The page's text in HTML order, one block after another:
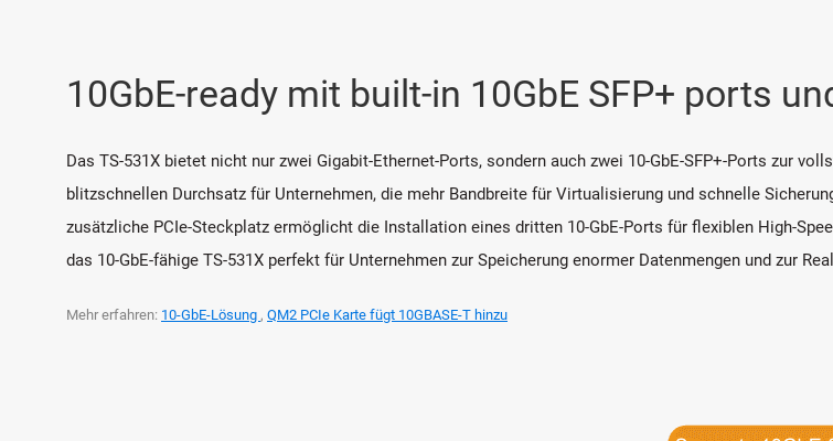
10GbE-ready mit built-in 10GbE SFP+ ports
Das TS-531X bietet nicht nur zwei Gigabit-Ethernet-Ports, sondern auch zwei 10-GbE-SFP+-Ports zur
blitzschnellen Durchsatz für Unternehmen, die mehr Bandbreite für Virtualisierung und schnelle
zusätzliche PCIe-Steckplatz ermöglicht die Installation eines dritten 10-GbE-Ports für flexiblen High-
das 10-GbE-fähige TS-531X perfekt für Unternehmen zur Speicherung enormer Datenmengen und zur
Mehr erfahren: 10-GbE-Lösung , QM2 PCIe Karte fügt 10GBASE-T hinzu